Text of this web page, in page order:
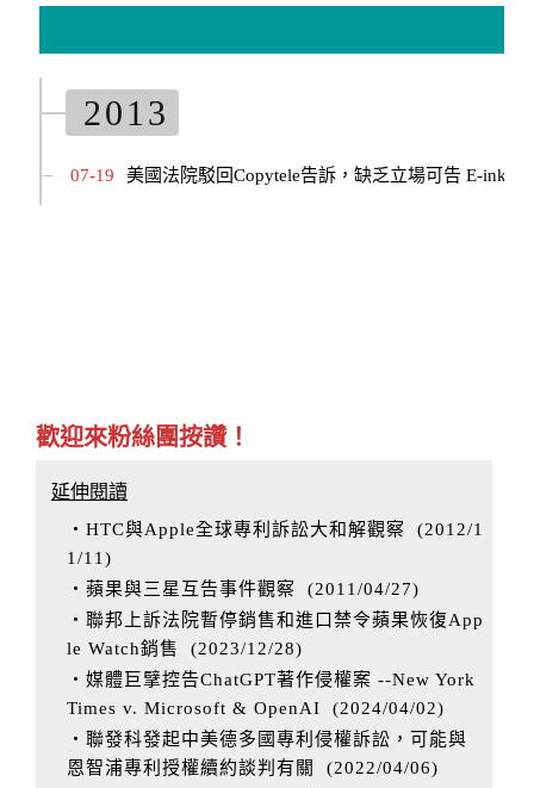
2013
07-19 美國法院駁回Copytele告訴，缺乏立場可告 E-ink
歡迎來粉絲團按讚！
延伸閱讀
‧HTC與Apple全球專利訴訟大和解觀察 (2012/1
1/11 )
‧蘋果與三星互告事件觀察
(2011/04/27)
‧聯邦上訴法院暫停銷售和進口禁令蘋果恢復App
le Watch銷售
(2023/12/28)
‧媒體巨擘控告ChatGPT著作侵權案 --New York
Times v. Microsoft & OpenAI (2024/04/02)
‧聯發科發起中美德多國專利侵權訴訟，可能與
恩智浦專利授權續約談判有關
(2022/04/06)